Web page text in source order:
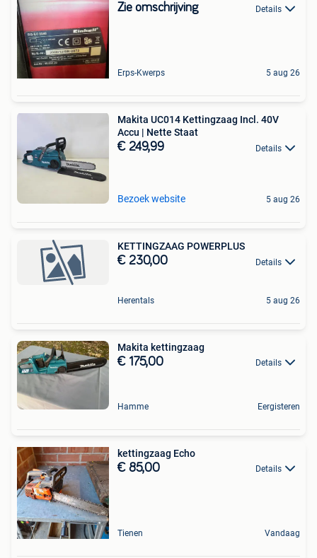
Zie omschrijving Details
Erps-Kwerps 5 aug 26
Makita UC014 Kettingzaag Incl. 40V
Accu | Nette Staat
€ 249,99 Details
Bezoek website 5 aug 26
KETTINGZAAG POWERPLUS
€ 230,00 Details
Herentals 5 aug 26
Makita kettingzaag
€ 175,00 Details
Hamme Eergisteren
kettingzaag Echo
€ 85,00 Details
Tienen Vandaag